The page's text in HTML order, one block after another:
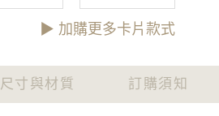
己
金
句
思
金
▶︎ 加購更多卡片款式
尺寸與材質 訂購須知